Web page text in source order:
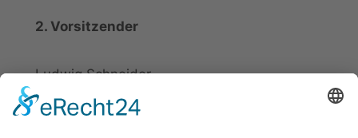
2. Vorsitzender
Ludwig Schneider
Tel.: +49 2721 20800
E-Mail:info@elspe.com